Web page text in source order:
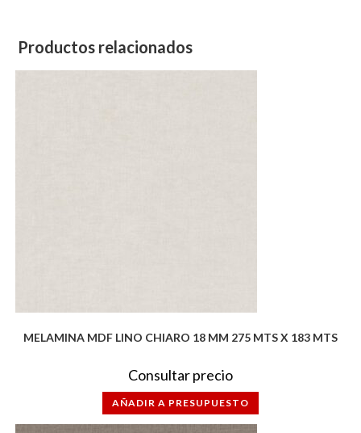
Productos relacionados
MELAMINA MDF LINO CHIARO 18 MM 275 MTS X 183 MTS
Consultar precio
AÑADIR A PRESUPUESTO